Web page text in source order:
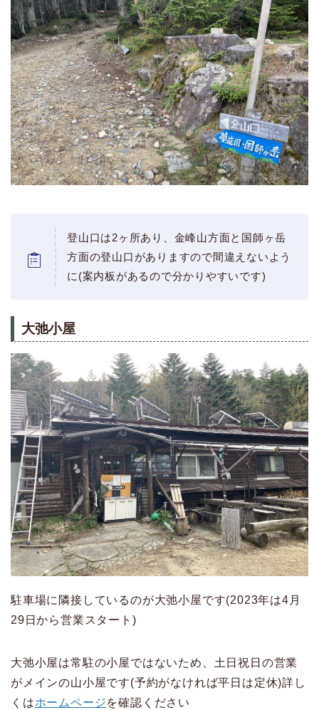
登山口は2ヶ所あり、金峰山方面と国師ヶ岳
方面の登山口がありますので間違えないよう
に(案内板があるので分かりやすいです)
大弛小屋
駐車場に隣接しているのが大弛小屋です(2023年は4月
29日から営業スタート)
大弛小屋は常駐の小屋ではないため、土日祝日の営業
がメインの山小屋です(予約がなければ平日は定休)詳し
くはホームページを確認ください